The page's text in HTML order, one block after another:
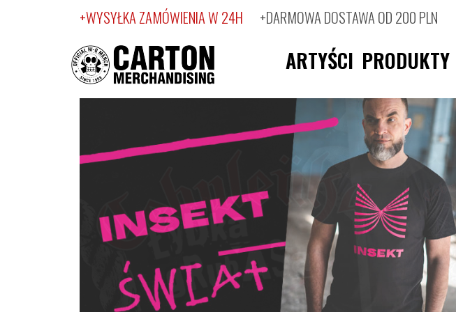
+WYSYŁKA ZAMÓWIENIA W 24H +DARMOWA DOSTAWA OD 200 PLN
ARTYŚCI PRODUKTY